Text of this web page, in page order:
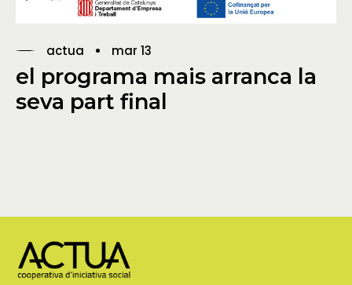
actua mar 13
el programa mais arranca la
seva part final